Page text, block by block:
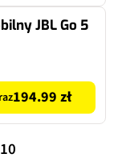
JBL Go 5
194.99 zł
10